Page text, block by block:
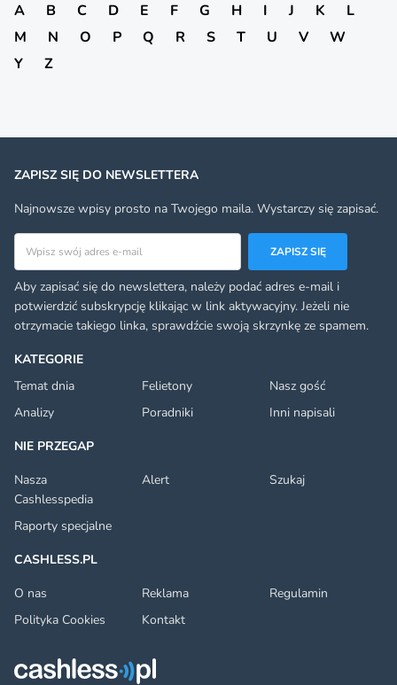
A B C D E F G H I J K
L
M
N O P Q R S T U V
W
Y
Z
KATEGORIE
Temat dnia
Felietony
Nasz gość
Analizy
Poradniki
Inni napisali
NIE PRZEGAP
Nasza
Cashlesspedia
Alert Szukaj
Raporty specjalne
CASHLESS.PL
O nas
Reklama
Regulamin
Polityka Cookies
Kontakt
ZAPISZ SIĘ DO NEWSLETTERA
Najnowsze wpisy prosto na Twojego maila. Wystarczy się zapisać.
ZAPISZ SIĘ
Aby zapisać się do newslettera, należy podać adres e-mail i
potwierdzić subskrypcję klikając w link aktywacyjny. Jeżeli nie
otrzymacie takiego linka, sprawdźcie swoją skrzynkę ze spamem.